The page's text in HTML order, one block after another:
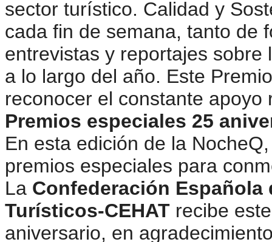
sector turístico. Calidad y
cada fin de semana, tanto de
entrevistas y reportajes
a lo largo del año. Este
reconocer el constante
Premios especiales 25
En esta edición de la
premios especiales para
La Confederación
Turísticos-CEHAT recibe
aniversario, en